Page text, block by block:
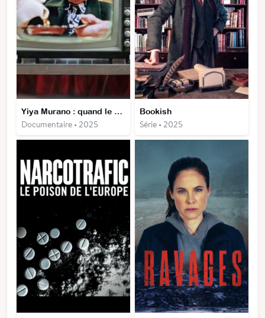
Yiya Murano : quand le mal infuse
Documentaire • 2025
Bookish
Série • 2025